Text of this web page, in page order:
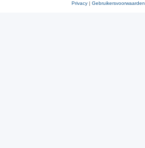
Privacy | Gebruikersvoorwaarden